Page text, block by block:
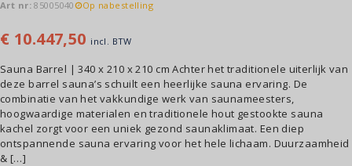
Art nr:85005040 Op nabestelling
€ 10.447,50 incl. BTW
Sauna Barrel | 340 x 210 x 210 cm Achter het traditionele uiterlijk van
deze barrel sauna’s schuilt een heerlijke sauna ervaring. De
combinatie van het vakkundige werk van saunameesters,
hoogwaardige materialen en traditionele hout gestookte sauna
kachel zorgt voor een uniek gezond saunaklimaat. Een diep
ontspannende sauna ervaring voor het hele lichaam. Duurzaamheid
& […]